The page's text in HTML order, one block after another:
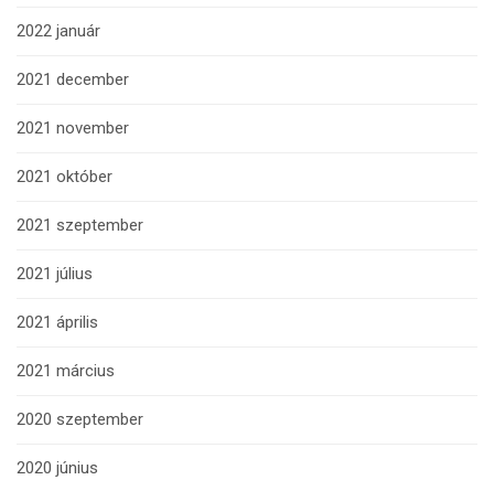
2022 január
2021 december
2021 november
2021 október
2021 szeptember
2021 július
2021 április
2021 március
2020 szeptember
2020 június